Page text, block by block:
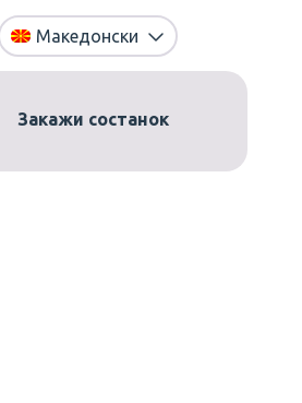
Македонски
Закажи состанок